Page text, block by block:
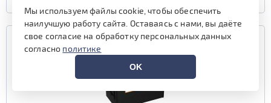
Мы используем файлы cookie, чтобы обеспечить
наилучшую работу сайта. Оставаясь с нами, вы даёте
свое согласие на обработку персональных данных
согласно политике
OK